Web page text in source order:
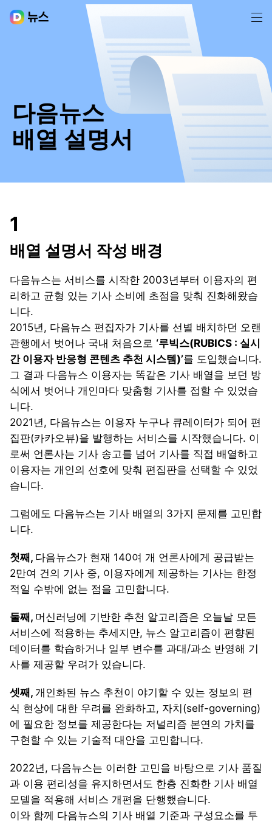
다음뉴스
배열 설명서
1
배열 설명서 작성 배경
다음뉴스는 서비스를 시작한 2003년부터 이용자의 편
리하고 균형 있는 기사 소비에 초점을 맞춰 진화해왔습
니다.
2015년, 다음뉴스 편집자가 기사를 선별 배치하던 오랜
관행에서 벗어나 국내 처음으로 ‘루빅스(RUBICS : 실시
간 이용자 반응형 콘텐츠 추천 시스템)’를 도입했습니다.
그 결과 다음뉴스 이용자는 똑같은 기사 배열을 보던 방
식에서 벗어나 개인마다 맞춤형 기사를 접할 수 있었습
니다.
2021년, 다음뉴스는 이용자 누구나 큐레이터가 되어 편
집판(카카오뷰)을 발행하는 서비스를 시작했습니다. 이
로써 언론사는 기사 송고를 넘어 기사를 직접 배열하고
이용자는 개인의 선호에 맞춰 편집판을 선택할 수 있었
습니다.
그럼에도 다음뉴스는 기사 배열의 3가지 문제를 고민합
니다.
첫째, 다음뉴스가 현재 140여 개 언론사에게 공급받는
2만여 건의 기사 중, 이용자에게 제공하는 기사는 한정
적일 수밖에 없는 점을 고민합니다.
둘째, 머신러닝에 기반한 추천 알고리즘은 오늘날 모든
서비스에 적용하는 추세지만, 뉴스 알고리즘이 편향된
데이터를 학습하거나 일부 변수를 과대/과소 반영해 기
사를 제공할 우려가 있습니다.
셋째, 개인화된 뉴스 추천이 야기할 수 있는 정보의 편
식 현상에 대한 우려를 완화하고, 자치(self-governing)
에 필요한 정보를 제공한다는 저널리즘 본연의 가치를
구현할 수 있는 기술적 대안을 고민합니다.
2022년, 다음뉴스는 이러한 고민을 바탕으로 기사 품질
과 이용 편리성을 유지하면서도 한층 진화한 기사 배열
모델을 적용해 서비스 개편을 단행했습니다.
이와 함께 다음뉴스의 기사 배열 기준과 구성요소를 투